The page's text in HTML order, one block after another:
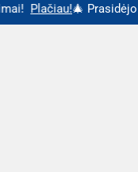
Plačiau!🎄